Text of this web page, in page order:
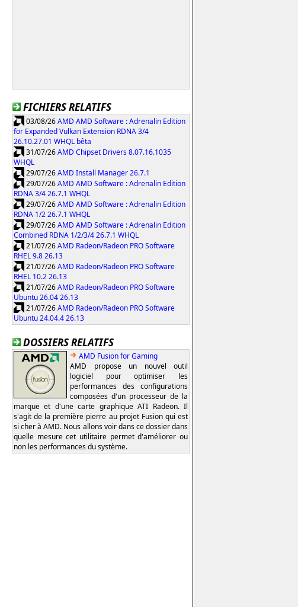
FICHIERS RELATIFS
03/08/26AMD AMD Software : Adrenalin Edition
for Expanded Vulkan Extension RDNA 3/4
26.10.27.01 WHQL bêta
31/07/26AMD Chipset Drivers 8.07.16.1035
WHQL
29/07/26AMD Install Manager 26.7.1
29/07/26AMD AMD Software : Adrenalin Edition
RDNA 3/4 26.7.1 WHQL
29/07/26AMD AMD Software : Adrenalin Edition
RDNA 1/2 26.7.1 WHQL
29/07/26AMD AMD Software : Adrenalin Edition
Combined RDNA 1/2/3/4 26.7.1 WHQL
21/07/26AMD Radeon/Radeon PRO Software
RHEL 9.8 26.13
21/07/26AMD Radeon/Radeon PRO Software
RHEL 10.2 26.13
21/07/26AMD Radeon/Radeon PRO Software
Ubuntu 26.04 26.13
21/07/26AMD Radeon/Radeon PRO Software
Ubuntu 24.04.4 26.13
DOSSIERS RELATIFS
AMD Fusion for Gaming
AMD propose un nouvel outil
logiciel pour optimiser les
performances des configurations
composées d'un processeur de la
marque et d'une carte graphique ATI Radeon. Il
s'agit de la première pierre au projet Fusion qui est
si cher à AMD. Nous allons voir dans ce dossier dans
quelle mesure cet utilitaire permet d'améliorer ou
non les performances du système.